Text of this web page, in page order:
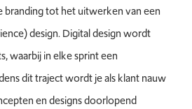
branding tot het uitwerken van een
design. Digital design wordt
waarbij in elke sprint een
dit traject wordt je als klant nauw
en designs doorlopend